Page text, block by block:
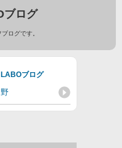
ブログ
ログです。
ブログ